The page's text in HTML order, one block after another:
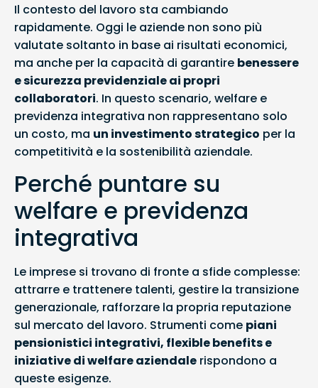
Il contesto del lavoro sta cambiando
rapidamente. Oggi le aziende non sono più
valutate soltanto in base ai risultati economici,
ma anche per la capacità di garantire benessere
e sicurezza previdenziale ai propri
collaboratori. In questo scenario, welfare e
previdenza integrativa non rappresentano solo
un costo, ma un investimento strategico per la
competitività e la sostenibilità aziendale.
Perché puntare su
welfare e previdenza
integrativa
Le imprese si trovano di fronte a sfide complesse:
attrarre e trattenere talenti, gestire la transizione
generazionale, rafforzare la propria reputazione
sul mercato del lavoro. Strumenti come piani
pensionistici integrativi, flexible benefits e
iniziative di welfare aziendale rispondono a
queste esigenze.